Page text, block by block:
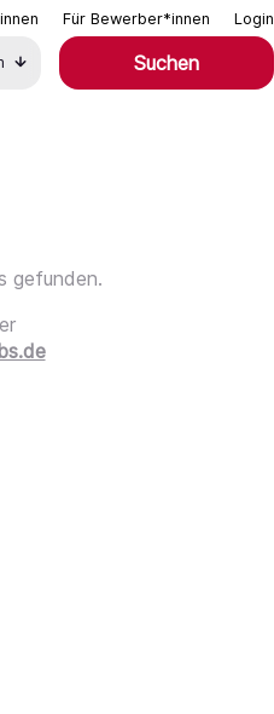
Für Bewerber*innen Login
Suchen
gefunden.